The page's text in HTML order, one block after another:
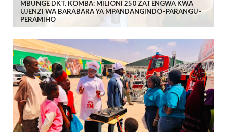
MBUNGE DKT. KOMBA: MILIONI 250 ZATENGWA KWA
UJENZI WA BARABARA YA MPANDANGINDO–PARANGU–
PERAMIHO